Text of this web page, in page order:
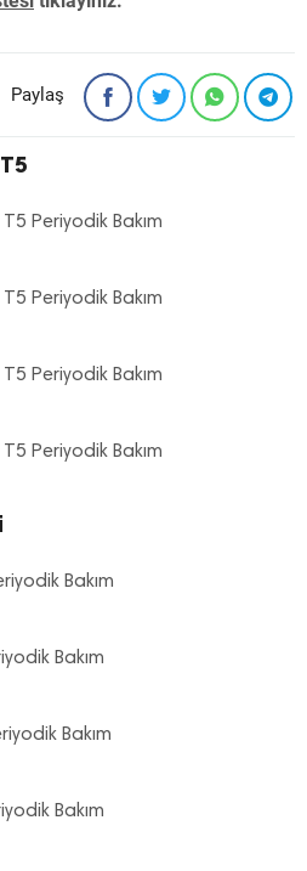
Paylaş
Periyodik Bakım
Periyodik Bakım
Periyodik Bakım
Periyodik Bakım
Bakım
Bakım
Bakım
Bakım